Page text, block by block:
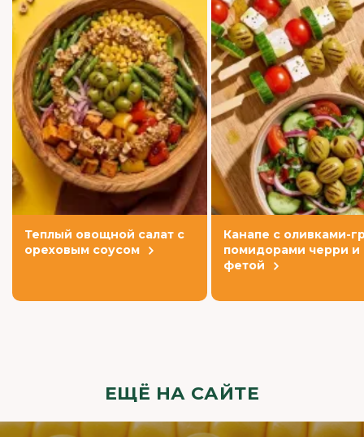
Теплый овощной салат с
ореховым соусом
Канапе с оливками-
помидорами черри и
фетой
ЕЩЁ НА САЙТЕ